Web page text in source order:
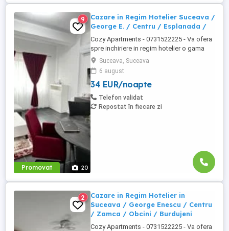
Obcini ...
Promovat 20
9
Cazare in Regim Hotelier Suceava /
George E. / Centru / Esplanada /
Cozy Apartments - 0731522225 - Va ofera
spre inchiriere in regim hotelier o gama
variata de apartamente si garsoniere
situate in puncte cheie ale orasului
Suceava: Bulevardul George Enescu. In
centrul Orasului pe Esplanada langa
McDonald's. Bulevardul 1 Mai Obcini
Zamca Burdujeni Ipotesti Pentru ...
Suceava, Suceava
6 august
34 EUR/noapte
Telefon validat
Repostat în fiecare zi
2
Cazare in Regim Hotelier in
Suceava / George Enescu / Centru
/ Zamca / Obcini / Burdujeni
Cozy Apartments - 0731522225 - Va ofera